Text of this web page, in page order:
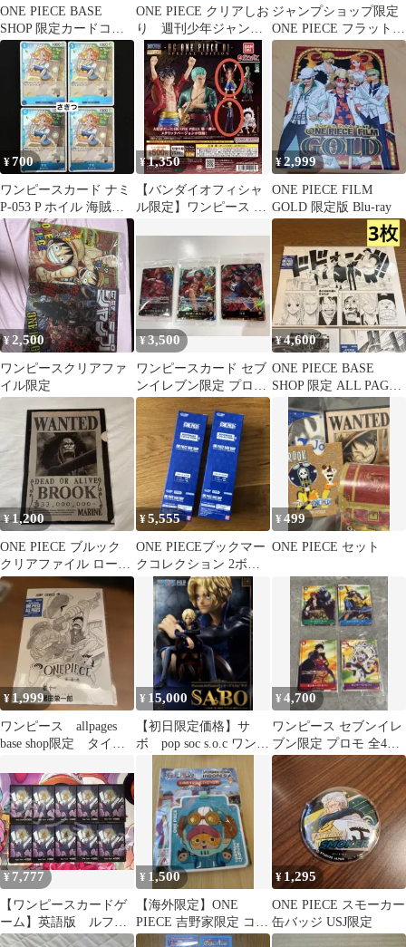
ONE PIECE BASE
SHOP 限定カードコレ
クション vol.1 4個
ONE PIECE クリアしお
り 週刊少年ジャンプ
セブンイレブン限定 7
枚
ジャンプショップ限定
ONE PIECE フラットポ
ーチ 2種セット 非売品
¥700
ワンピースカード ナミ
P-053 P ホイル 海賊旗 4
枚セット
¥1,350
【バンダイオフィシャ
ル限定】ワンピース ス
ルフィ、サンジ
¥2,999
ONE PIECE FILM
GOLD 限定版 Blu-ray
¥2,500
ワンピースクリアファ
イル限定
¥3,500
ワンピースカード セブ
ンイレブン限定 プロモ
3種セット 未開封品
¥4,600
ONE PIECE BASE
SHOP 限定 ALL PAGES
3枚セット
¥1,200
ONE PIECE ブルック
クリアファイル ローソ
ン限定
¥5,555
ONE PIECEブックマー
クコレクション 2ボッ
クス
¥499
ONE PIECE セット
¥1,999
ワンピース allpages
base shop限定 タイト
¥ 15,000
【初日限定価格】サ
ボ pop soc s.o.c ワンピ
ース フィギュア 箱
なし
¥4,700
ワンピース セブンイレ
ブン限定 プロモ 全4種
コンプリートセット
新品未開封
¥ 7,777
【ワンピースカードゲ
ーム】英語版 ルフ
ィ インベルダウン
¥ 1,500
【海外限定】ONE
PIECE 吉野家限定 コー
スターバッグタグ チョ
¥ 1,295
ONE PIECE スモーカー
缶バッジ USJ限定